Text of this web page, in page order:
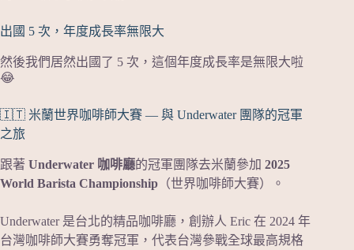
出國 5 次，年度成長率無限大
然後我們居然出國了 5 次，這個年度成長率是無限大啦
😂
🇮🇹 米蘭世界咖啡師大賽 — 與 Underwater 團隊的冠軍
之旅
跟著 Underwater 咖啡廳的冠軍團隊去米蘭參加 2025
World Barista Championship （世界咖啡師大賽）。
Underwater 是台北的精品咖啡廳，創辦人 Eric 在 2024 年
台灣咖啡師大賽勇奪冠軍，代表台灣參戰全球最高規格